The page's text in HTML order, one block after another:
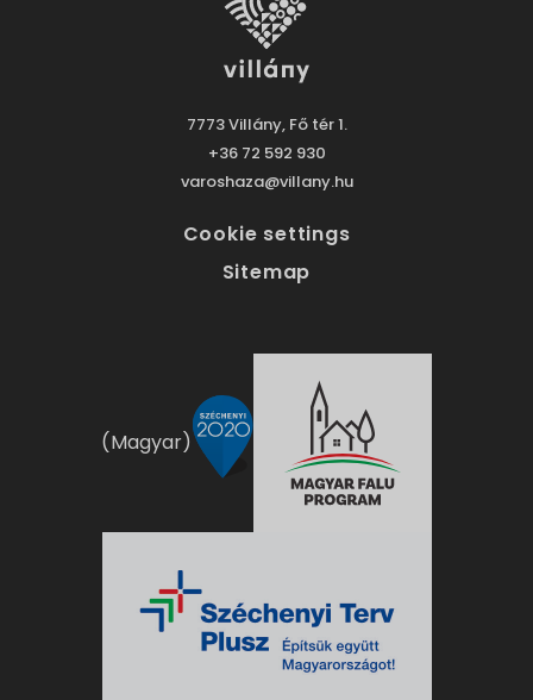
7773 Villány, Fő tér 1.
+36 72 592 930
varoshaza@villany.hu
Cookie settings
Sitemap
(Magyar)